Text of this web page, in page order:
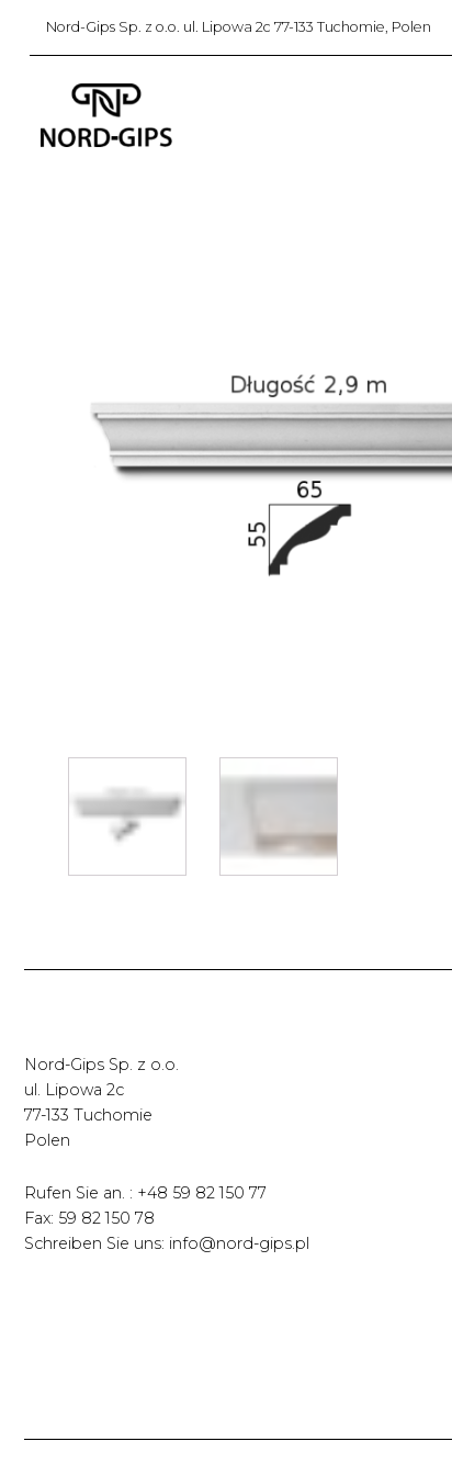
Nord-Gips Sp. z o.o. ul. Lipowa 2c 77-133 Tuchomie, Polen
Nord-Gips Sp. z o.o.
ul. Lipowa 2c
77-133 Tuchomie
Polen
Rufen Sie an. : +48 59 82 150 77
Fax: 59 82 150 78
Schreiben Sie uns: info@nord-gips.pl